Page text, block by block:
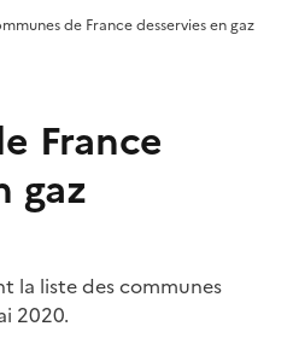
de France desservies en gaz
France
gaz
la liste des communes
2020.